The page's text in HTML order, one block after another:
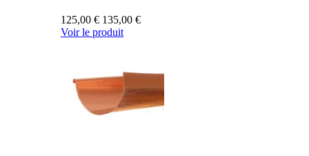
125,00 € 135,00 €
Voir le produit